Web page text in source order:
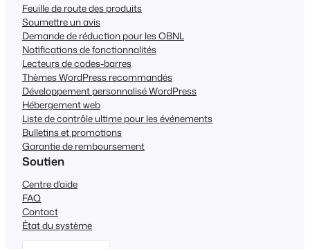
Feuille de route des produits
Soumettre un avis
Demande de réduction pour les OBNL
Notifications de fonctionnalités
Lecteurs de codes-barres
Thèmes WordPress recommandés
Développement personnalisé WordPress
Hébergement web
Liste de contrôle ultime pour les événements
Bulletins et promotions
Garantie de remboursement
Soutien
Centre d'aide
FAQ
Contact
État du système